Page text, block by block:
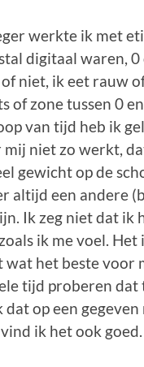
werkte ik met
digitaal waren, 0
of niet, ik eet rauw
of zone tussen 0
van tijd heb ik
mij niet zo werkt,
gewicht op de
altijd een andere
Ik zeg niet dat ik
ik me voel. Het
wat het beste voor
tijd proberen dat
dat op een
ik het ook goed.